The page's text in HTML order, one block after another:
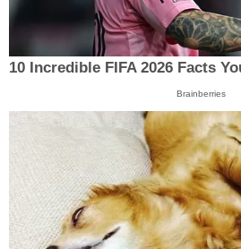
10 Incredible FIFA 2026 Facts
Brainberries